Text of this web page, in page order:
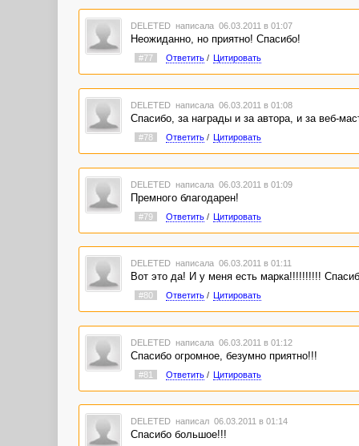
DELETED написала 06.03.2011 в 01:07
Неожиданно, но приятно! Спасибо!
#77 Ответить/ Цитировать
DELETED написала 06.03.2011 в 01:08
Спасибо, за награды и за автора, и за веб-
#78 Ответить/ Цитировать
DELETED написала 06.03.2011 в 01:09
Премного благодарен!
#79 Ответить/ Цитировать
DELETED написала 06.03.2011 в 01:11
Вот это да! И у меня есть марка!!!!!!!!!!
#80 Ответить/ Цитировать
DELETED написала 06.03.2011 в 01:12
Спасибо огромное, безумно приятно!!!
#81 Ответить/ Цитировать
DELETED написал 06.03.2011 в 01:14
Спасибо большое!!!